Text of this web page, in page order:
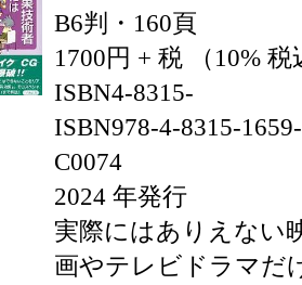
B6判・160頁
1700円 + 税 （10%
ISBN4-8315-
ISBN978-4-8315-
C0074
2024 年発行
実際にはありえない
画やテレビドラマだ